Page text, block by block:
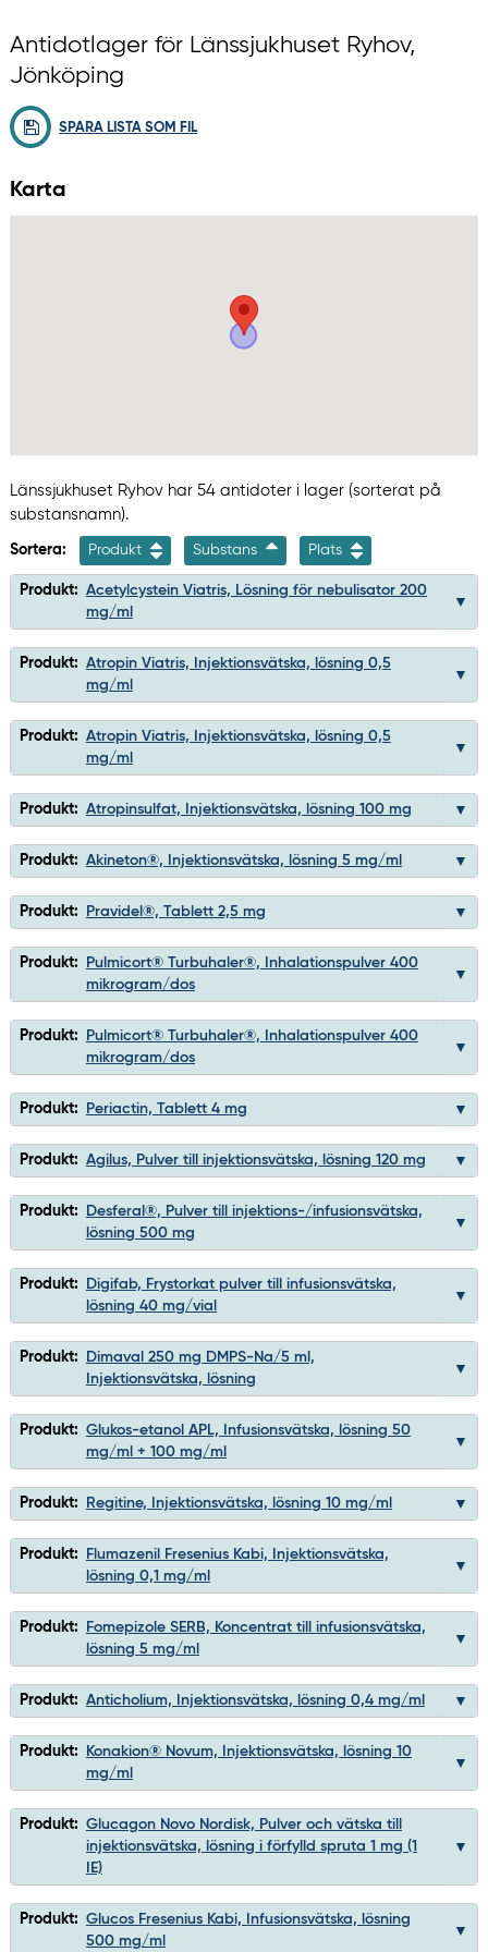
Antidotlager för Länssjukhuset Ryhov,
Jönköping
SPARA LISTA SOM FIL
Karta
Länssjukhuset Ryhov har 54 antidoter i lager (sorterat på
substansnamn).
Sortera: Produkt Substans Plats
Produkt: Acetylcystein Viatris, Lösning för nebulisator 200
mg/ml
Produkt: Atropin Viatris, Injektionsvätska, lösning 0,5
mg/ml
Produkt: Atropin Viatris, Injektionsvätska, lösning 0,5
mg/ml
Produkt: Atropinsulfat, Injektionsvätska, lösning 100 mg
Produkt: Akineton®, Injektionsvätska, lösning 5 mg/ml
Produkt: Pravidel®, Tablett 2,5 mg
Produkt:
Pulmicort® Turbuhaler®, Inhalationspulver 400
mikrogram/dos
Produkt:
Pulmicort® Turbuhaler®, Inhalationspulver 400
mikrogram/dos
Produkt: Periactin, Tablett 4 mg
Produkt: Agilus, Pulver till injektionsvätska, lösning 120 mg
Produkt:
Desferal®, Pulver till injektions-/infusionsvätska,
lösning 500 mg
Produkt:
Digifab, Frystorkat pulver till infusionsvätska,
lösning 40 mg/vial
Produkt:
Dimaval 250 mg DMPS-Na/5 ml,
Injektionsvätska, lösning
Produkt: Glukos-etanol APL, Infusionsvätska, lösning 50
mg/ml + 100 mg/ml
Produkt: Regitine, Injektionsvätska, lösning 10 mg/ml
Produkt:
Flumazenil Fresenius Kabi, Injektionsvätska,
lösning 0,1 mg/ml
Produkt:
Fomepizole SERB, Koncentrat till infusionsvätska,
lösning 5 mg/ml
Produkt: Anticholium, Injektionsvätska, lösning 0,4 mg/ml
Produkt:
Konakion® Novum, Injektionsvätska, lösning 10
mg/ml
Produkt: Glucagon Novo Nordisk, Pulver och vätska till
injektionsvätska, lösning i förfylld spruta 1 mg (1
IE)
Produkt: Glucos Fresenius Kabi, Infusionsvätska, lösning
500 mg/ml